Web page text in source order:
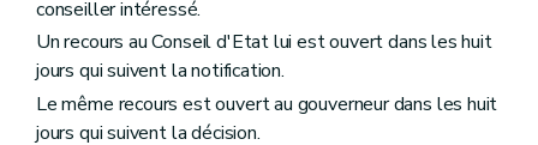
Art. L2212-75
Art. L2212-76
Art. L2212-77
Art. L2212-78
Art. L2212-79
Art. L2212-80
conseiller intéressé.
Un recours au Conseil d'Etat lui est ouvert dans les huit
jours qui suivent la notification.
Le même recours est ouvert au gouverneur dans les huit
jours qui suivent la décision.